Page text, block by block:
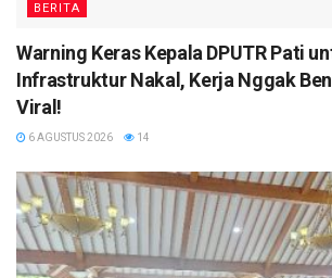
BERITA
Warning Keras Kepala DPUTR Pati
Infrastruktur Nakal, Kerja Nggak
Viral!
6 AGUSTUS 2026 14